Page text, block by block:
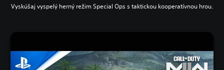
Vyskúšaj vyspelý herný režim Special Ops s taktickou kooperatívnou hrou.